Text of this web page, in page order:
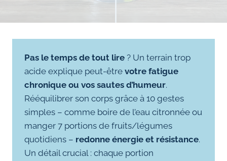
Pas le temps de tout lire ? Un terrain trop
acide explique peut-être votre fatigue
chronique ou vos sautes d’humeur.
Rééquilibrer son corps grâce à 10 gestes
simples – comme boire de l’eau citronnée ou
manger 7 portions de fruits/légumes
quotidiens – redonne énergie et résistance.
Un détail crucial : chaque portion